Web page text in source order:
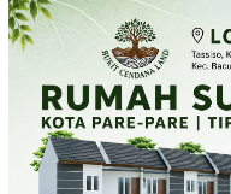
Loncat
ke